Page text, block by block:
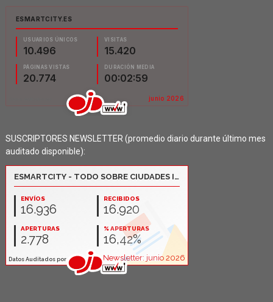
SUSCRIPTORES NEWSLETTER (promedio diario durante último mes
auditado disponible):